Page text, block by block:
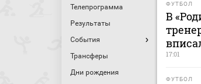
Телепрограмма
Результаты
События
Трансферы
Дни рождения
ФУТБОЛ
В
17:01
ФУТБОЛ